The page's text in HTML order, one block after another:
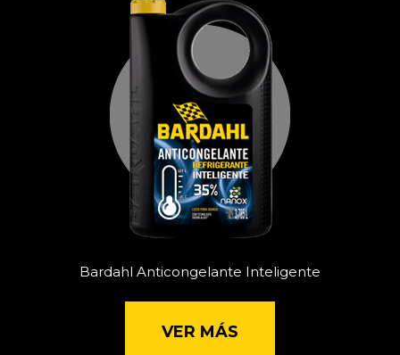
Bardahl Anticongelante Inteligente
VER MÁS